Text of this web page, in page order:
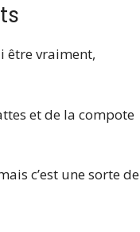
être vraiment,
et de la compote
c’est une sorte de